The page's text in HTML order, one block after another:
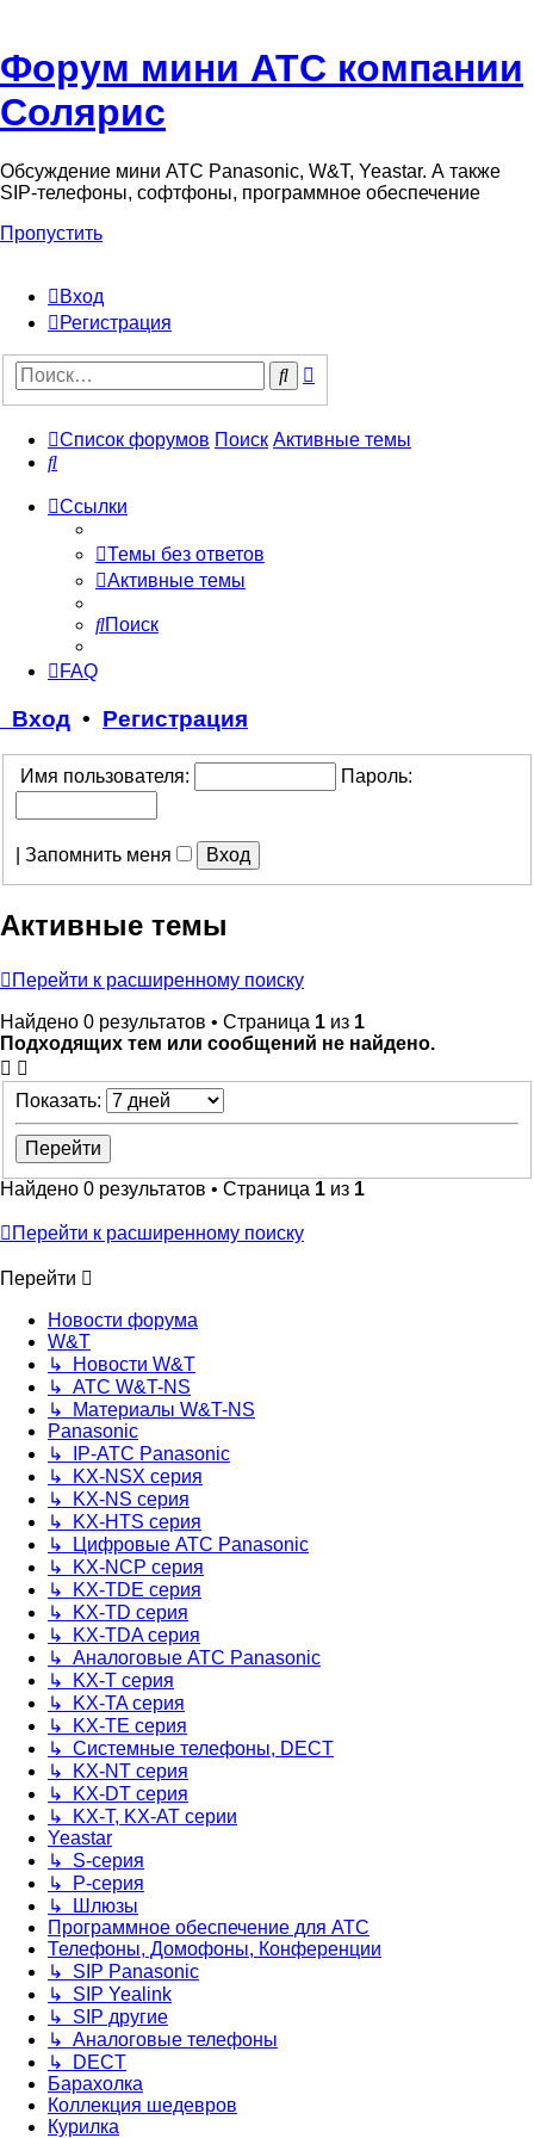
Форум мини АТС компании
Солярис
Обсуждение мини АТС Panasonic, W&T, Yeastar. А также
SIP-телефоны, софтфоны, программное обеспечение
Пропустить
Вход
Регистрация
Поиск
Список форумов Поиск Активные темы
Поиск
Ссылки
Темы без ответов
Активные темы
Поиск
FAQ
Вход • Регистрация
Имя пользователя: Пароль:
Запомнить меня
Активные темы
Перейти к расширенному поиску
Найдено 0 результатов • Страница 1 из 1
Подходящих тем или сообщений не найдено.
Показать:
Найдено 0 результатов • Страница 1 из 1
Перейти к расширенному поиску
Перейти
Новости форума
W&T
↳ Новости W&T
↳ АТС W&T-NS
↳ Материалы W&T-NS
Panasonic
↳ IP-АТС Panasonic
↳ KX-NSX серия
↳ KX-NS серия
↳ KX-HTS серия
↳ Цифровые АТС Panasonic
↳ KX-NCP серия
↳ KX-TDE серия
↳ KX-TD серия
↳ KX-TDA серия
↳ Аналоговые АТС Panasonic
↳ KX-T серия
↳ KX-TA серия
↳ KX-TE серия
↳ Системные телефоны, DECT
↳ KX-NT серия
↳ KX-DT серия
↳ KX-T, KX-AT серии
Yeastar
↳ S-серия
↳ P-серия
↳ Шлюзы
Программное обеспечение для АТС
Телефоны, Домофоны, Конференции
↳ SIP Panasonic
↳ SIP Yealink
↳ SIP другие
↳ Аналоговые телефоны
↳ DECT
Барахолка
Коллекция шедевров
Курилка